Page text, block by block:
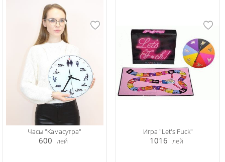
Часы "Камасутра"
600 лей
Игра "Let's Fuck"
1016 лей